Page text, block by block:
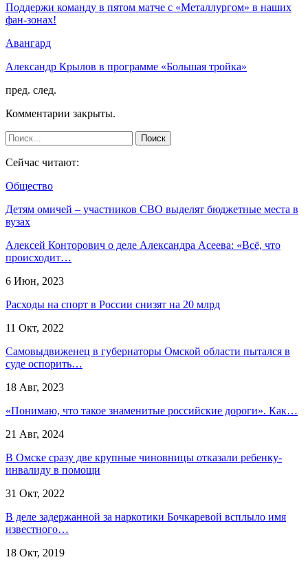
Поддержи команду в пятом матче с «Металлургом» в наших
фан-зонах!
Авангард
Александр Крылов в программе «Большая тройка»
пред. след.
Комментарии закрыты.
Сейчас читают:
Общество
Детям омичей – участников СВО выделят бюджетные места в
вузах
Алексей Конторович о деле Александра Асеева: «Всё, что
происходит…
6 Июн, 2023
Расходы на спорт в России снизят на 20 млрд
11 Окт, 2022
Самовыдвиженец в губернаторы Омской области пытался в
суде оспорить…
18 Авг, 2023
«Понимаю, что такое знаменитые российские дороги». Как…
21 Авг, 2024
В Омске сразу две крупные чиновницы отказали ребенку-
инвалиду в помощи
31 Окт, 2022
В деле задержанной за наркотики Бочкаревой всплыло имя
известного…
18 Окт, 2019